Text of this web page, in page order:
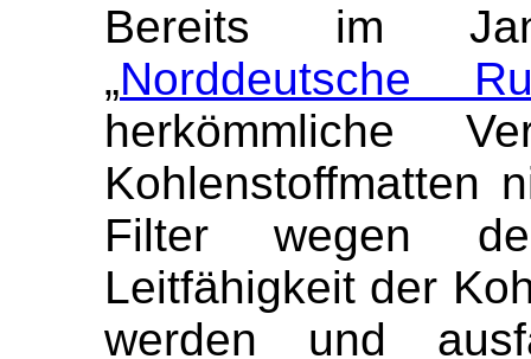
Bereits im
„Norddeutsche
herkömmliche
Kohlenstoffmatten
Filter wegen
Leitfähigkeit der
werden und